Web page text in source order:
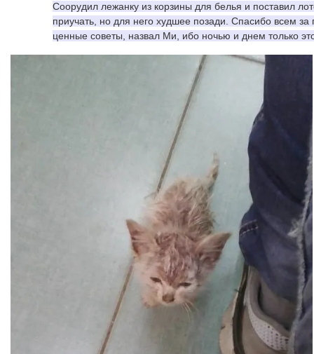
Соорудил лежанку из корзины для белья и поставил
приучать, но для него худшее позади. Спасибо всем за
ценные советы, назвал Ми, ибо ночью и днем только